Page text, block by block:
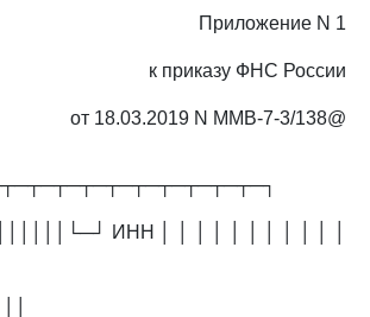
Приложение N 1
к приказу ФНС России
от 18.03.2019 N ММВ-7-3/138@
ИНН │ │ │ │ │ │ │ │ │ │ │